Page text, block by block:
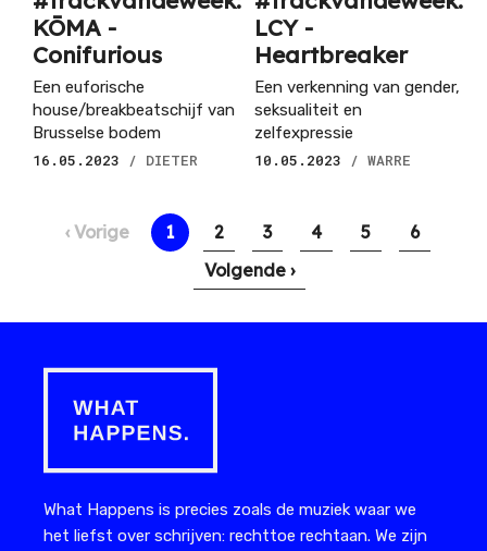
KŌMA -
Conifurious
Een euforische
house/breakbeatschijf van
Brusselse bodem
16.05.2023
/ DIETER
LCY -
Heartbreaker
Een verkenning van gender,
seksualiteit en
zelfexpressie
10.05.2023
/ WARRE
Paginering
Vorige
‹ Vorige
Huidige
pagina
1 Pagina
2 Pagina
3 Pagina
4 Pagina
5 Pagina
6
Volgende
Volgende ›
What Happens is precies zoals de muziek waar we
het liefst over schrijven: rechttoe rechtaan. We zijn